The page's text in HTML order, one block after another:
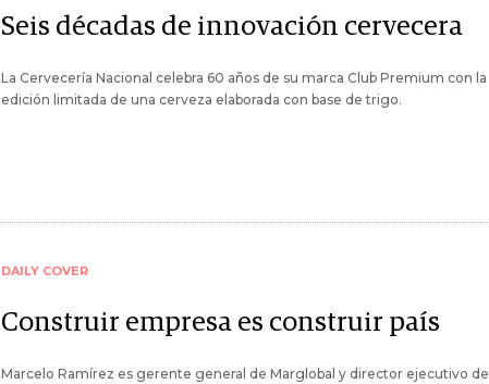
Seis décadas de innovación cervecera
La Cervecería Nacional celebra 60 años de su marca Club Premium con la
edición limitada de una cerveza elaborada con base de trigo.
DAILY COVER
Construir empresa es construir país
Marcelo Ramírez es gerente general de Marglobal y director ejecutivo de